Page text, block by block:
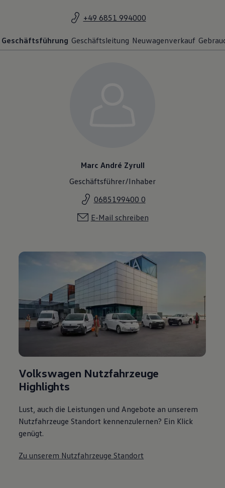
+49 6851 994000
Geschäftsführung Geschäftsleitung Neuwagenverkauf
Marc André Zyrull
Geschäftsführer/Inhaber
0685199400 0
E-Mail schreiben
Volkswagen Nutzfahrzeuge
Highlights
Lust, auch die Leistungen und Angebote an unserem
Nutzfahrzeuge Standort kennenzulernen? Ein Klick
genügt.
Zu unserem Nutzfahrzeuge Standort